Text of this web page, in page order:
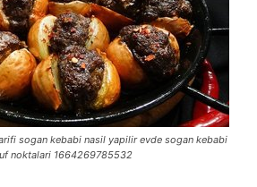
sogan kebabi nasil yapilir evde sogan kebabi
noktalari 1664269785532